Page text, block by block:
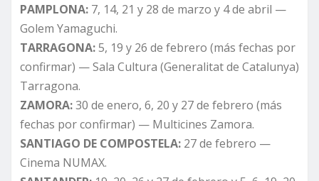
PAMPLONA: 7, 14, 21 y 28 de marzo y 4 de abril —
Golem Yamaguchi.
TARRAGONA:5, 19 y 26 de febrero (más fechas por
confirmar) — Sala Cultura (Generalitat de Catalunya)
Tarragona.
ZAMORA:30 de enero, 6, 20 y 27 de febrero (más
fechas por confirmar) — Multicines Zamora.
SANTIAGO DE COMPOSTELA: 27 de febrero —
Cinema NUMAX.